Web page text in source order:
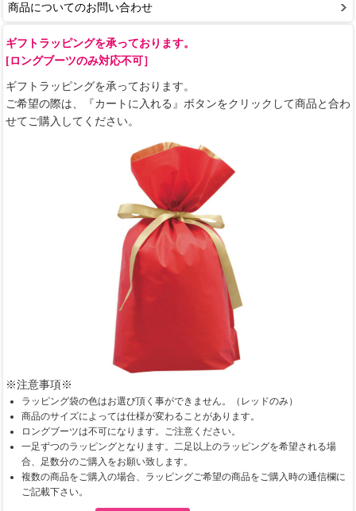
商品についてのお問い合わせ
ギフトラッピングを承っております。
[ロングブーツのみ対応不可］
ギフトラッピングを承っております。
ご希望の際は、『カートに入れる』ボタンをクリックして商品と合わ
せてご購入してください。
※注意事項※
ラッピング袋の色はお選び頂く事ができません。（レッドのみ）
商品のサイズによっては仕様が変わることがあります。
ロングブーツは不可になります。ご注意ください。
一足ずつのラッピングとなります。二足以上のラッピングを希望される場
合、足数分のご購入をお願い致します。
複数の商品をご購入の場合、ラッピングご希望の商品をご購入時の通信欄に
ご記載下さい。